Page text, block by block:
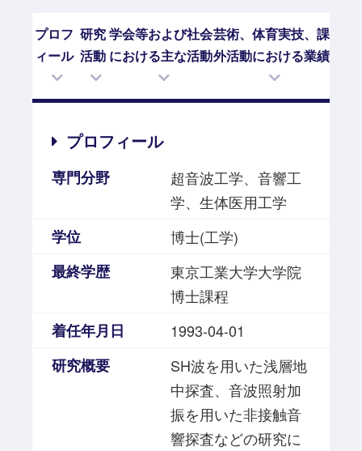
プロフ
ィール
研究
活動
学会等および社会
における主な活動
芸術、体育実技、課
外活動における業績
プロフィール
専門分野
超音波工学、音響工
学、生体医用工学
学位
博士(工学)
最終学歴
東京工業大学大学院
博士課程
着任年月日
1993-04-01
研究概要
SH波を用いた浅層地
中探査、音波照射加
振を用いた非接触音
響探査などの研究に